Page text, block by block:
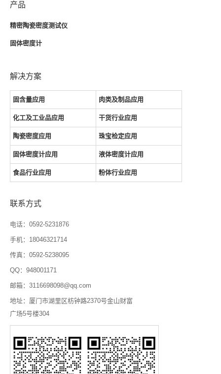
产品
精密陶瓷密度测试仪
固体密度计
解决方案
固含量应用 肉类及制品应用
化工及工业品应用 干货行业应用
陶瓷密度应用 珠宝检定应用
固体密度计应用 液体密度计应用
食品行业应用 粉体行业应用
联系方式
电话：0592-5231876
手机：18046321714
传真：0592-5238095
QQ：948001171
邮箱：3116698098@qq.com
地址：厦门市湖里区枋钟路2370号金山财富
广场5号楼304